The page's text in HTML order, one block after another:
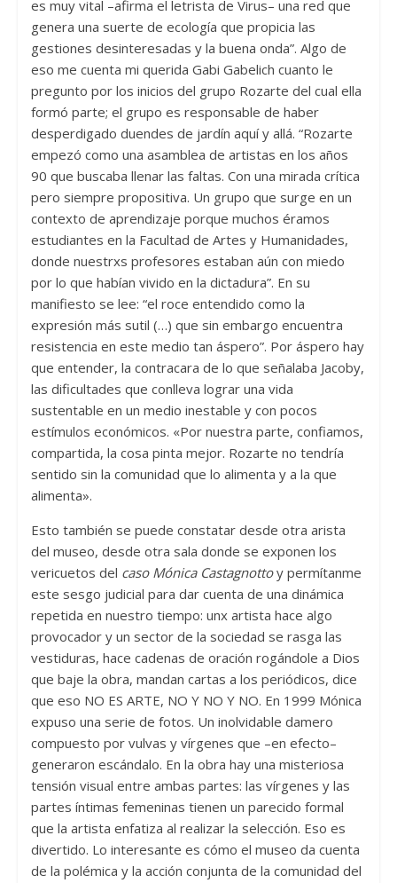
es muy vital –afirma el letrista de Virus– una red que
genera una suerte de ecología que propicia las
gestiones desinteresadas y la buena onda”. Algo de
eso me cuenta mi querida Gabi Gabelich cuanto le
pregunto por los inicios del grupo Rozarte del cual ella
formó parte; el grupo es responsable de haber
desperdigado duendes de jardín aquí y allá. “Rozarte
empezó como una asamblea de artistas en los años
90 que buscaba llenar las faltas. Con una mirada crítica
pero siempre propositiva. Un grupo que surge en un
contexto de aprendizaje porque muchos éramos
estudiantes en la Facultad de Artes y Humanidades,
donde nuestrxs profesores estaban aún con miedo
por lo que habían vivido en la dictadura”. En su
manifiesto se lee: “el roce entendido como la
expresión más sutil (…) que sin embargo encuentra
resistencia en este medio tan áspero”. Por áspero hay
que entender, la contracara de lo que señalaba Jacoby,
las dificultades que conlleva lograr una vida
sustentable en un medio inestable y con pocos
estímulos económicos. «Por nuestra parte, confiamos,
compartida, la cosa pinta mejor. Rozarte no tendría
sentido sin la comunidad que lo alimenta y a la que
alimenta».
Esto también se puede constatar desde otra arista
del museo, desde otra sala donde se exponen los
vericuetos del caso Mónica Castagnottoy permítanme
este sesgo judicial para dar cuenta de una dinámica
repetida en nuestro tiempo: unx artista hace algo
provocador y un sector de la sociedad se rasga las
vestiduras, hace cadenas de oración rogándole a Dios
que baje la obra, mandan cartas a los periódicos, dice
que eso NO ES ARTE, NO Y NO Y NO. En 1999 Mónica
expuso una serie de fotos. Un inolvidable damero
compuesto por vulvas y vírgenes que –en efecto–
generaron escándalo. En la obra hay una misteriosa
tensión visual entre ambas partes: las vírgenes y las
partes íntimas femeninas tienen un parecido formal
que la artista enfatiza al realizar la selección. Eso es
divertido. Lo interesante es cómo el museo da cuenta
de la polémica y la acción conjunta de la comunidad del